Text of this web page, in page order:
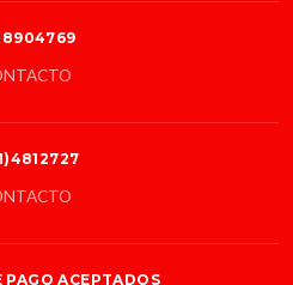
PAGO ACEPTADOS